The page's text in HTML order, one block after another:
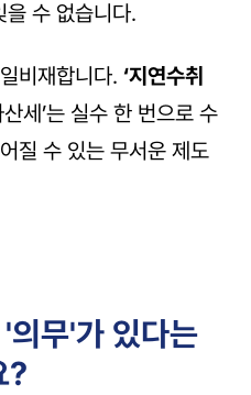
수 없습니다.
비재합니다. ‘지연수취
세’는 실수 한 번으로 수
질 수 있는 무서운 제도
의무'가 있다는
?